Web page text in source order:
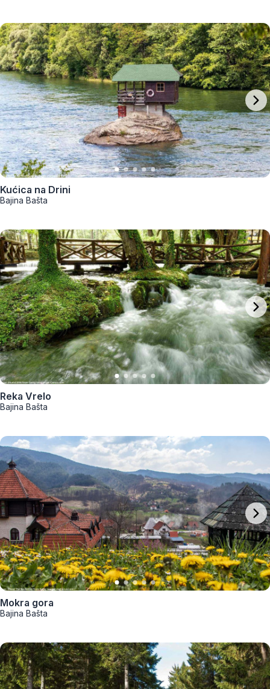
Kućica na Drini
Bajina Bašta
Reka Vrelo
Bajina Bašta
Mokra gora
Bajina Bašta